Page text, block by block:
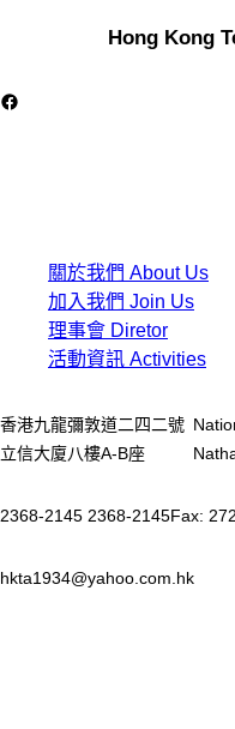
Hong Kong
Facebook
關於我們 About Us
加入我們 Join Us
理事會 Diretor
活動資訊 Activities
香港九龍彌敦道二四二號
立信大廈八樓A-B座
2368-2145 2368-2145Fax:
hkta1934@yahoo.com.hk